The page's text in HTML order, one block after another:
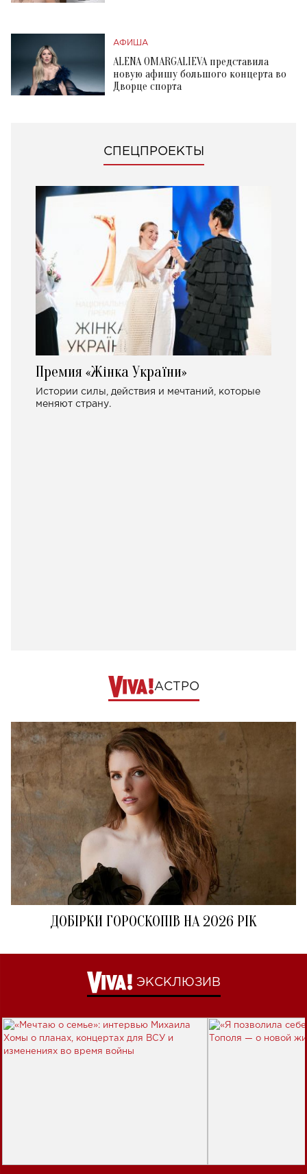
АФИША
ALENA OMARGALIEVA представила
новую афишу большого концерта во
Дворце спорта
СПЕЦПРОЕКТЫ
Премия «Жінка України»
Истории силы, действия и мечтаний, которые
меняют страну.
АСТРО
ДОБІРКИ ГОРОСКОПІВ НА 2026 РІК
ЭКСКЛЮЗИВ